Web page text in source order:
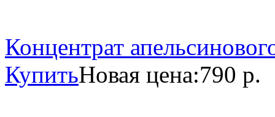
Концентрат
КупитьНовая цена:790 р.